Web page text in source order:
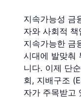
지속가능성 금
자와 사회적
지속가능한 금
시대에 발맞춰
니다. 이제 단
회, 지배구조
자가 주목받고